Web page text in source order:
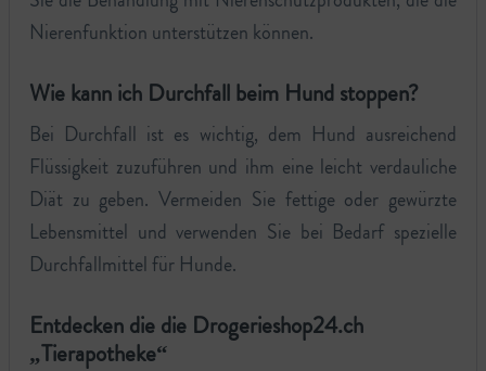
Nierenfunktion unterstützen können.
Wie kann ich Durchfall beim Hund stoppen?
Bei Durchfall ist es wichtig, dem Hund ausreichend
Flüssigkeit zuzuführen und ihm eine leicht verdauliche
Diät zu geben. Vermeiden Sie fettige oder gewürzte
Lebensmittel und verwenden Sie bei Bedarf spezielle
Durchfallmittel für Hunde.
Entdecken die die Drogerieshop24.ch
„Tierapotheke“